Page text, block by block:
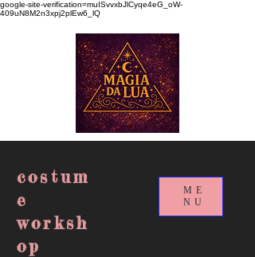
google-site-verification=muISvvxbJlCyqe4eG_oW-
409uN8M2n3xpj2plEw6_lQ
costum
e
worksh
op
ME
NU